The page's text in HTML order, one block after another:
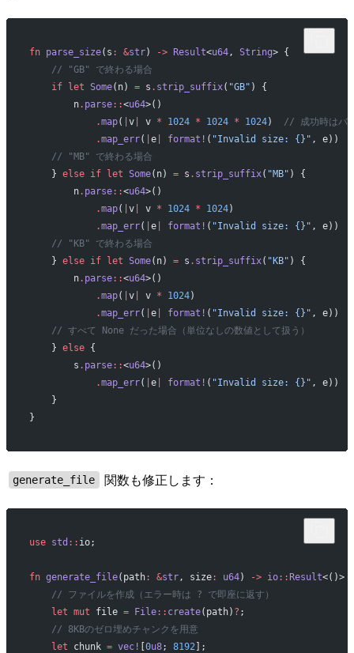
fn parse_size(s : &str) -> Result<u64, String> {
    // "GB" で終わる場合
    if
let Some(n) = s . strip_suffix( "GB" ) {
        n
. parse::<u64>()
            .
map( v| v * 1024 * 1024 * 1024) // 成功時はバ
            .
map_err( e| format! ( "Invalid size: {}" , e))
    // "MB" で終わる場合
    }
else if let Some(n) = s . strip_suffix( "MB" ) {
        n
. parse::<u64>()
            .
map( v| v * 1024 * 1024)
            .
map_err( e| format! ( "Invalid size: {}" , e))
    // "KB" で終わる場合
    }
else if let Some(n) = s . strip_suffix( "KB" ) {
        n
. parse::<u64>()
            .
map( v| v * 1024)
            .
map_err( e| format! ( "Invalid size: {}" , e))
    // すべて None だった場合（単位なしの数値として扱う）
    }
else {
        s
. parse::<u64>()
            .
map_err( e| format! ( "Invalid size: {}" , e))
    }
}
generate_file 関数も修正します：
use std :: io;
fn generate_file(path: &str, size: u64) -> io::Result<()>
    // ファイルを作成（エラー時は ? で即座に返す）
    let
mut file = File:: create(path) ? ;
    // 8KBのゼロ埋めチャンクを用意
    let
chunk = vec! [0u8; 8192];